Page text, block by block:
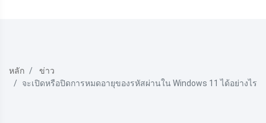
หลัก
ข่าว
จะเปิดหรือปิดการหมดอายุของรหัสผ่านใน Windows 11 ได้อย่างไร